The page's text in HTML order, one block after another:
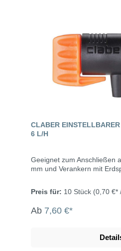
CLABER
6 L/H
Geeignet zum Anschließen
mm und Verankern mit
Preis für: 10 Stück (0,70 €*
Ab 7,60 €*